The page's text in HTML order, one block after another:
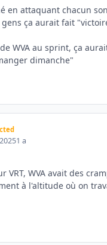
en attaquant chacun
ça aurait fait
WVA au sprint, ça
dimanche"
1 a
VRT, WVA avait des
à l'altitude où on